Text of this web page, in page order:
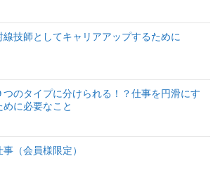
線技師としてキャリアアップするために
つのタイプに分けられる！？仕事を円滑にす
めに必要なこと
事（会員様限定）